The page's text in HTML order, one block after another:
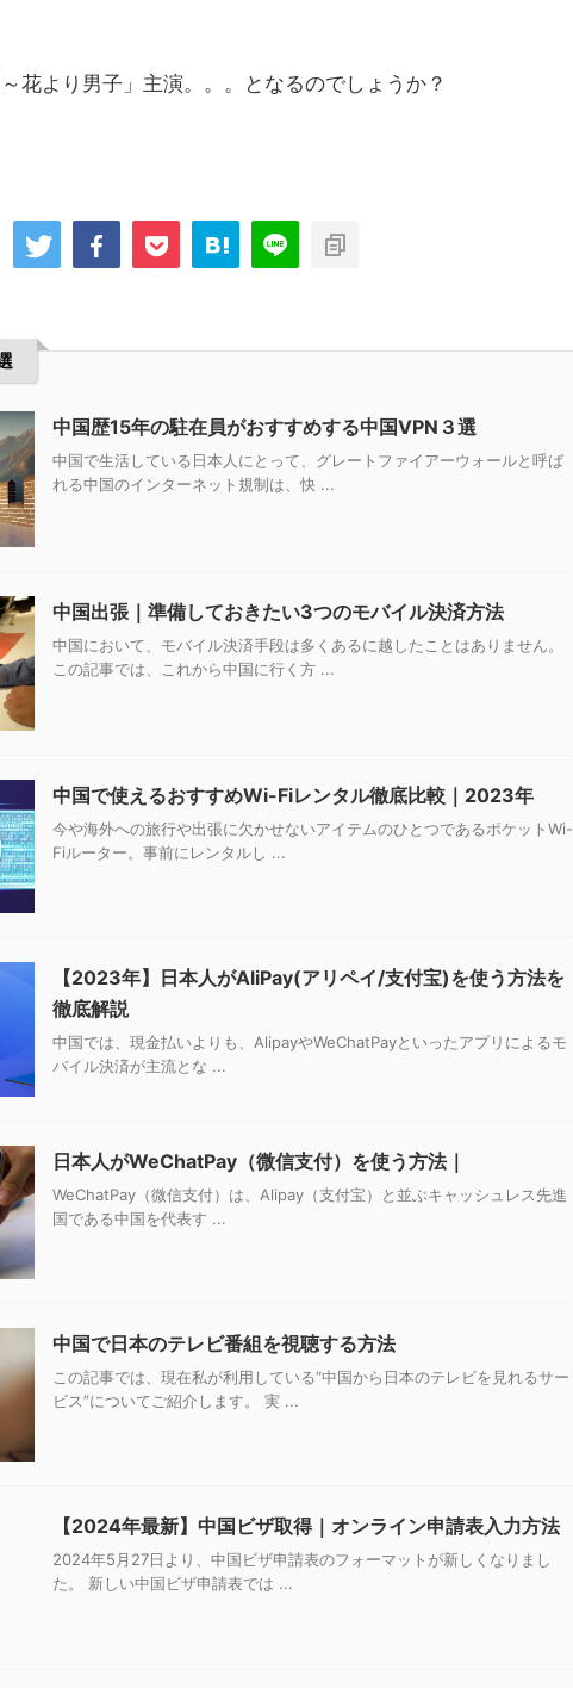
花より男子」主演。。。となるのでしょうか？
中国歴15年の駐在員がおすすめする中国VPN３選
中国で生活している日本人にとって、グレートファイアーウォールと呼ば
れる中国のインターネット規制は、快 ...
中国出張｜準備しておきたい3つのモバイル決済方法
中国において、モバイル決済手段は多くあるに越したことはありません。
この記事では、これから中国に行く方 ...
中国で使えるおすすめWi-Fiレンタル徹底比較｜2023年
今や海外への旅行や出張に欠かせないアイテムのひとつであるポケットWi-
Fiルーター。事前にレンタルし ...
【2023年】日本人がAliPay(アリペイ/支付宝)を使う方法を
徹底解説
中国では、現金払いよりも、AlipayやWeChatPayといったアプリによるモ
バイル決済が主流とな ...
日本人がWeChatPay（微信支付）を使う方法｜
WeChatPay（微信支付）は、Alipay（支付宝）と並ぶキャッシュレス先進
国である中国を代表す ...
中国で日本のテレビ番組を視聴する方法
この記事では、現在私が利用している“中国から日本のテレビを見れるサー
ビス”についてご紹介します。 実 ...
【2024年最新】中国ビザ取得｜オンライン申請表入力方法
2024年5月27日より、中国ビザ申請表のフォーマットが新しくなりまし
た。 新しい中国ビザ申請表では ...